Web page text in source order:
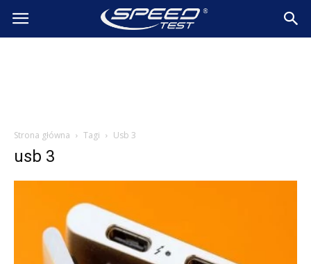
SpeedTest.pl
Strona główna Tagi Usb 3
usb 3